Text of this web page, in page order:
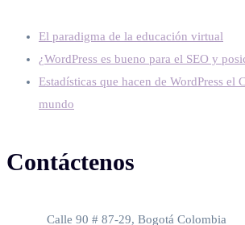
El paradigma de la educación virtual
¿WordPress es bueno para el SEO y
Estadísticas que hacen de WordPress el
mundo
Contáctenos
Calle 90 # 87-29, Bogotá Colombia